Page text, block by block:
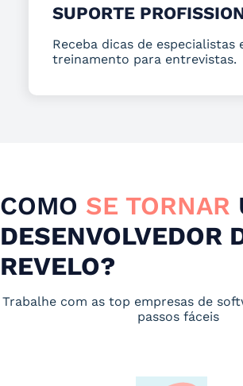
SUPORTE
Receba dicas de especialistas
treinamento para entrevistas.
COMO SE TORNAR
DESENVOLVEDOR
REVELO?
Trabalhe com as top empresas de
passos fáceis